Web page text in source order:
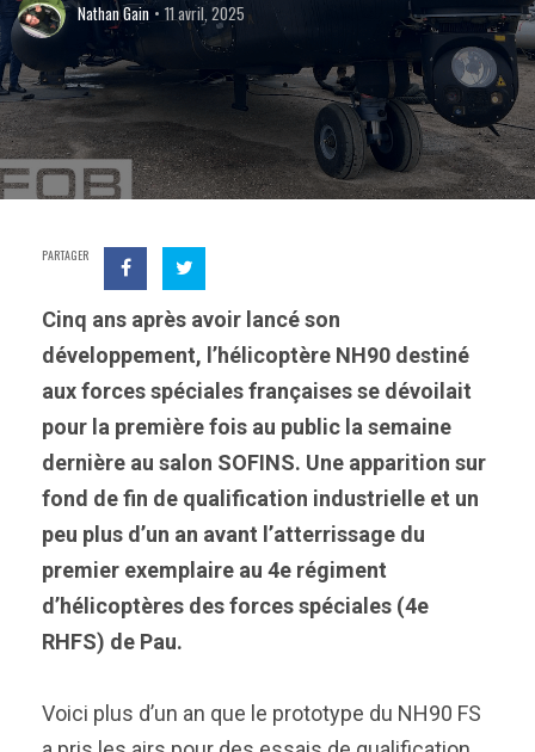
Nathan Gain 11 avril, 2025
PARTAGER
Cinq ans après avoir lancé son
développement, l’hélicoptère NH90 destiné
aux forces spéciales françaises se dévoilait
pour la première fois au public la semaine
dernière au salon SOFINS. Une apparition sur
fond de fin de qualification industrielle et un
peu plus d’un an avant l’atterrissage du
premier exemplaire au 4e régiment
d’hélicoptères des forces spéciales (4e
RHFS) de Pau.
Voici plus d’un an que le prototype du NH90 FS